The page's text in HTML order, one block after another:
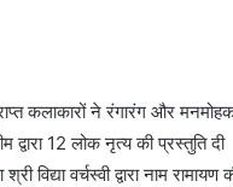
कलाकारों ने रंगारंग और
12 लोक नृत्य की प्रस्तुति दी
विद्या वर्चस्वी द्वारा नाम रामायण